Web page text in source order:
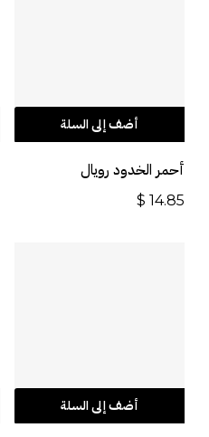
أضف إلى السلة
أحمر الخدود رويال
$ 14.85
أضف إلى السلة